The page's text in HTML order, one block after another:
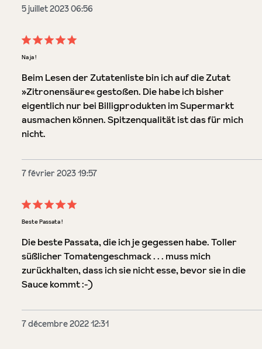
5 juillet 2023 06:56
Évaluation avec une note de 5 sur 5 étoiles
Na ja !
Beim Lesen der Zutatenliste bin ich auf die Zutat
»Zitronensäure« gestoßen. Die habe ich bisher
eigentlich nur bei Billigprodukten im Supermarkt
ausmachen können. Spitzenqualität ist das für mich
nicht.
7 février 2023 19:57
Évaluation avec une note de 5 sur 5 étoiles
Beste Passata !
Die beste Passata, die ich je gegessen habe. Toller
süßlicher Tomatengeschmack . . . muss mich
zurückhalten, dass ich sie nicht esse, bevor sie in die
Sauce kommt :-)
7 décembre 2022 12:31